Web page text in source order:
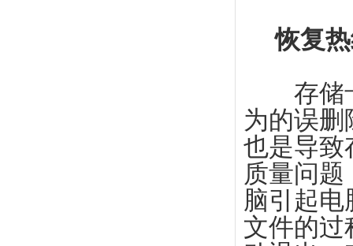
恢复
存储卡
为的误删
也是导致
质量问
脑引起电
文件的过